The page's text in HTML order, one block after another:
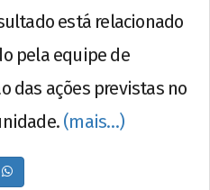
está relacionado
pela equipe de
das ações previstas no
(mais…)